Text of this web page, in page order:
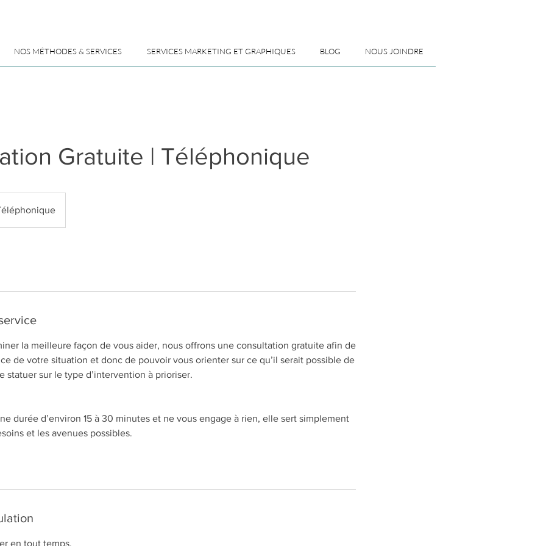
NOS MÉTHODES & SERVICES SERVICES MARKETING ET GRAPHIQUES BLOG NOUS JOINDRE
Gratuite | Téléphonique
la meilleure façon de vous aider, nous offrons une consultation gratuite afin de
de votre situation et donc de pouvoir vous orienter sur ce qu’il serait possible de
statuer sur le type d’intervention à prioriser.
durée d’environ 15 à 30 minutes et ne vous engage à rien, elle sert simplement
et les avenues possibles.
en tout temps.